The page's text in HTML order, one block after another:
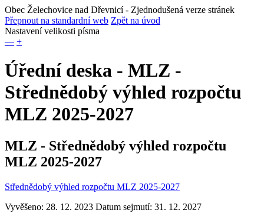
Obec Želechovice nad Dřevnicí- Zjednodušená verze stránek
Přepnout na standardní web Zpět na úvod
Nastavení velikosti písma
— +
Úřední deska - MLZ -
Střednědobý výhled rozpočtu
MLZ 2025-2027
MLZ - Střednědobý výhled rozpočtu
MLZ 2025-2027
Střednědobý výhled rozpočtu MLZ 2025-2027
Vyvěšeno: 28. 12. 2023 Datum sejmutí: 31. 12. 2027